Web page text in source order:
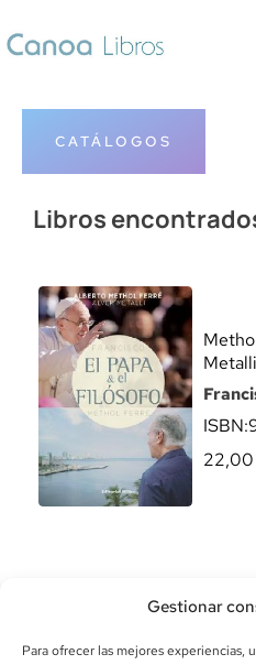
Gestionar
Para ofrecer las mejores experiencias,
CATÁLOGOS
Libros
Metalli
ISBN:
22,00